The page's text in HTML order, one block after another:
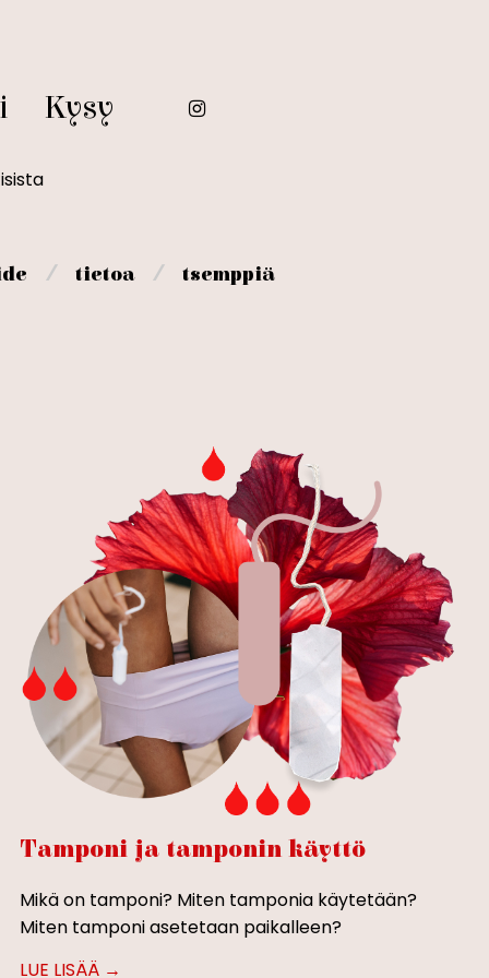
Kysy
⁄ tietoa ⁄ tsemppiä
Tamponi ja tamponin käyttö
Mikä on tamponi? Miten tamponia käytetään?
Miten tamponi asetetaan paikalleen?